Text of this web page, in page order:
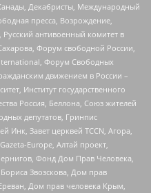
Декабристы, Международный
пресса, Возрождение,
антивоенный комитет в
Форум свободной России,
Форум Свободных
движением в России –
Институт государственного
Россия, Беллона, Союз жителей
депутатов, Гринпис
Завет церквей TCCN, Агора,
Europe, Алтай проект,
Фонд Дом Прав Человека,
Звозскова, Дом прав
Дом прав человека Крым,